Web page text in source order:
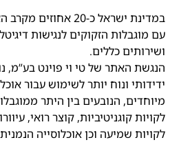
במדינת ישראל כ-20
עם מוגבלות הזקוקים לנגישות
ושירותים כללים.
הנגשת האתר של טי וי פוינט בע”מ,
ידידותי ונוח יותר לשימוש עבור
מיוחדים, הנובעים בין היתר
לקויות קוגניטיביות, קוצר רואי,
לקויות שמיעה וכן אוכלוסייה